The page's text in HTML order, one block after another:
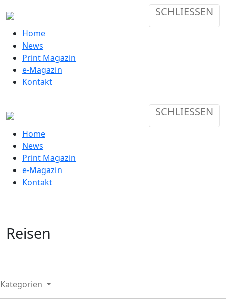
SCHLIESSEN
Home
News
Print Magazin
e-Magazin
Kontakt
SCHLIESSEN
Home
News
Print Magazin
e-Magazin
Kontakt
Reisen
Kategorien